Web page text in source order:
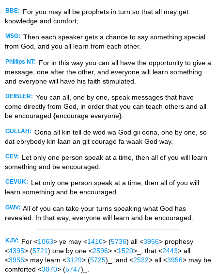
BBE:
For you may all be prophets in turn so that all may get
knowledge and comfort;
MSG: Then each speaker gets a chance to say something special
from God, and you all learn from each other.
Phillips NT:
For in this way you can all have the opportunity to give a
message, one after the other, and everyone will learn something
and everyone will have his faith stimulated.
DEIBLER: You can all, one by one, speak messages that have
come directly from God, in order that you can teach others and all
be encouraged {encourage everyone}.
GULLAH: Oona all kin tell de wod wa God gii oona, one by one, so
dat ebrybody kin laan an git courage fa waak God way.
CEV:
Let only one person speak at a time, then all of you will learn
something and be encouraged.
CEVUK:
Let only one person speak at a time, then all of you will
learn something and be encouraged.
GWV: All of you can take your turns speaking what God has
revealed. In that way, everyone will learn and be encouraged.
KJV: For <1063> ye may <1410> (5736) all <3956> prophesy
<4395> (5721) one by one <2596> <1520>_, that <2443> all
<3956> may learn <3129> (5725)_, and <2532> all <3956> may be
comforted <3870> (5747)_.